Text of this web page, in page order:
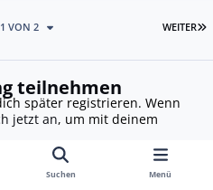
WEITER
1 VON 2
teilnehmen
später registrieren. Wenn
jetzt an, um mit deinem
Suchen Menü